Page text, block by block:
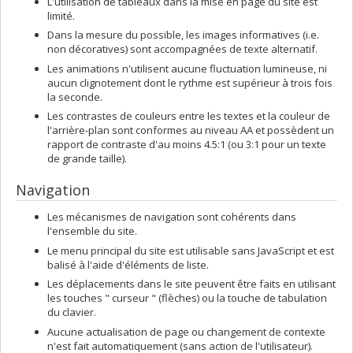
limité.
Dans la mesure du possible, les images informatives (i.e.
non décoratives) sont accompagnées de texte alternatif.
Les animations n'utilisent aucune fluctuation lumineuse, ni
aucun clignotement dont le rythme est supérieur à trois fois
la seconde.
Les contrastes de couleurs entre les textes et la couleur de
l'arrière-plan sont conformes au niveau AA et possèdent un
rapport de contraste d'au moins 4.5:1 (ou 3:1 pour un texte
de grande taille).
Navigation
Les mécanismes de navigation sont cohérents dans
l'ensemble du site.
Le menu principal du site est utilisable sans JavaScript et est
balisé à l'aide d'éléments de liste.
Les déplacements dans le site peuvent être faits en utilisant
les touches " curseur " (flèches) ou la touche de tabulation
du clavier.
Aucune actualisation de page ou changement de contexte
n'est fait automatiquement (sans action de l'utilisateur).